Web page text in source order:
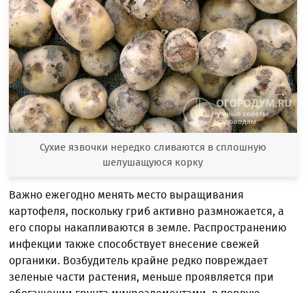
Сухие язвочки нередко сливаются в сплошную
шелушащуюся корку
Важно ежегодно менять место выращивания
картофеля, поскольку гриб активно размножается, а
его споры накапливаются в земле. Распространению
инфекции также способствует внесение свежей
органики. Возбудитель крайне редко повреждает
зеленые части растения, меньше проявляется при